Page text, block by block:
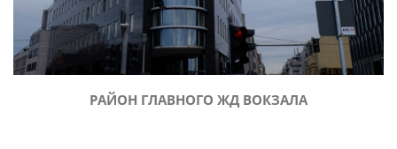
РАЙОН ГЛАВНОГО ЖД ВОКЗАЛА